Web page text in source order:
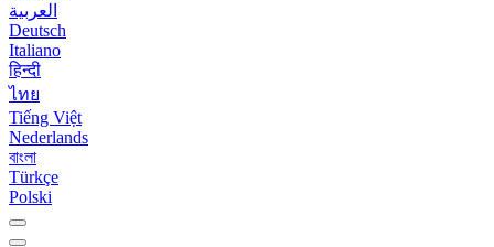
العربية
Deutsch
Italiano
हिन्दी
ไทย
Tiếng Việt
Nederlands
বাংলা
Türkçe
Polski